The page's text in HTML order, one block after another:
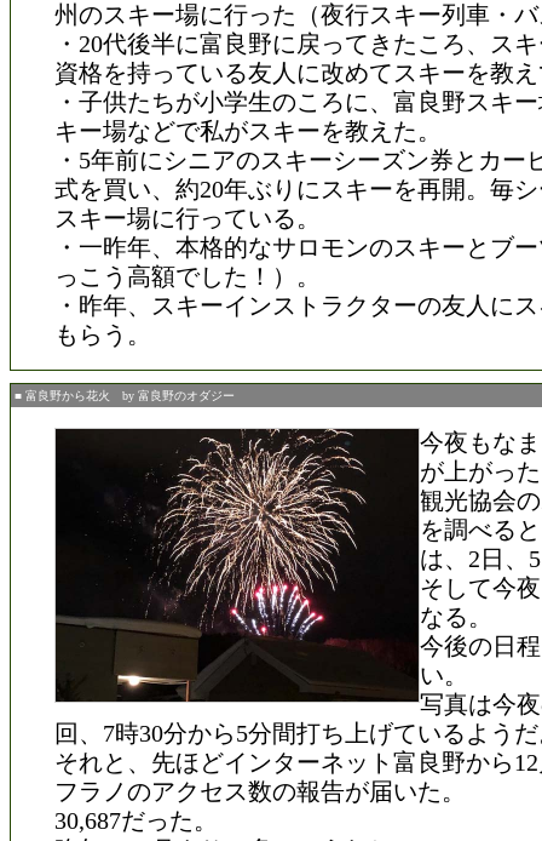
州のスキー場に行った（夜行スキー列車・
・20代後半に富良野に戻ってきたころ、ス
資格を持っている友人に改めてスキーを教
・子供たちが小学生のころに、富良野スキ
キー場などで私がスキーを教えた。
・5年前にシニアのスキーシーズン券とカー
式を買い、約20年ぶりにスキーを再開。毎
スキー場に行っている。
・一昨年、本格的なサロモンのスキーとブ
っこう高額でした！）。
・昨年、スキーインストラクターの友人に
もらう。
■ 富良野から花火 by 富良野のオダジー
今夜もな
が上がっ
観光協会
を調べる
は、2日、
そして今
なる。
今後の日
い。
写真は今
回、7時30分から5分間打ち上げているよう
それと、先ほどインターネット富良野から
フラノのアクセス数の報告が届いた。
30,687だった。